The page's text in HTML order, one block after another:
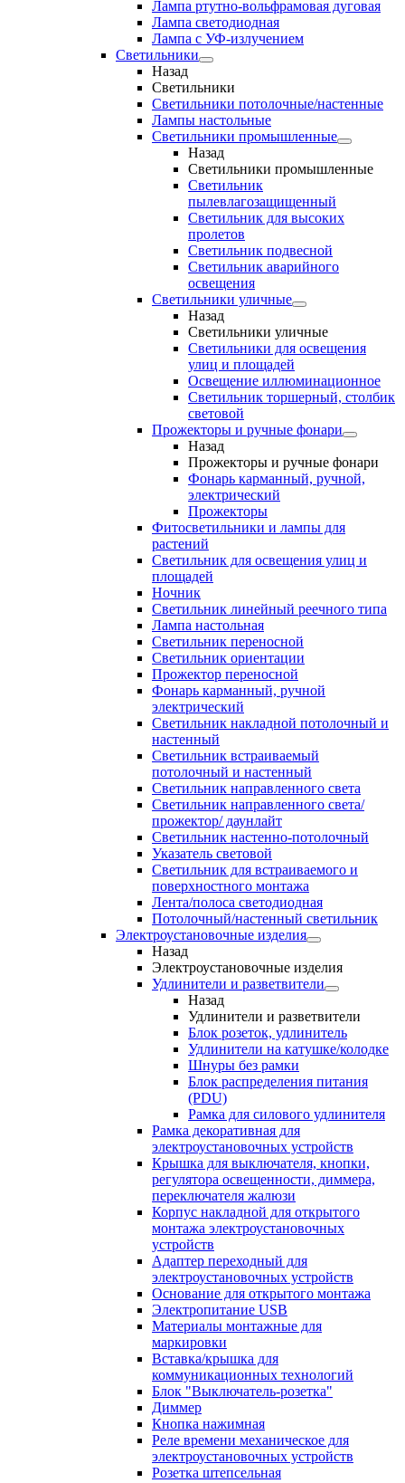
Лампа ртутно-вольфрамовая дуговая
Лампа светодиодная
Лампа с УФ-излучением
Светильники
Назад
Светильники
Светильники потолочные/настенные
Лампы настольные
Светильники промышленные
Назад
Светильники промышленные
Светильник
пылевлагозащищенный
Светильник для высоких
пролетов
Светильник подвесной
Светильник аварийного
освещения
Светильники уличные
Назад
Светильники уличные
Светильники для освещения
улиц и площадей
Освещение иллюминационное
Светильник торшерный, столбик
световой
Прожекторы и ручные фонари
Назад
Прожекторы и ручные фонари
Фонарь карманный, ручной,
электрический
Прожекторы
Фитосветильники и лампы для
растений
Светильник для освещения улиц и
площадей
Ночник
Светильник линейный реечного типа
Лампа настольная
Светильник переносной
Светильник ориентации
Прожектор переносной
Фонарь карманный, ручной
электрический
Светильник накладной потолочный и
настенный
Светильник встраиваемый
потолочный и настенный
Светильник направленного света
Светильник направленного света/
прожектор/ даунлайт
Светильник настенно-потолочный
Указатель световой
Светильник для встраиваемого и
поверхностного монтажа
Лента/полоса светодиодная
Потолочный/настенный светильник
Электроустановочные изделия
Назад
Электроустановочные изделия
Удлинители и разветвители
Назад
Удлинители и разветвители
Блок розеток, удлинитель
Удлинители на катушке/колодке
Шнуры без рамки
Блок распределения питания
(PDU)
Рамка для силового удлинителя
Рамка декоративная для
электроустановочных устройств
Крышка для выключателя, кнопки,
регулятора освещенности, диммера,
переключателя жалюзи
Корпус накладной для открытого
монтажа электроустановочных
устройств
Адаптер переходный для
электроустановочных устройств
Основание для открытого монтажа
Электропитание USB
Материалы монтажные для
маркировки
Вставка/крышка для
коммуникационных технологий
Блок "Выключатель-розетка"
Диммер
Кнопка нажимная
Реле времени механическое для
электроустановочных устройств
Розетка штепсельная